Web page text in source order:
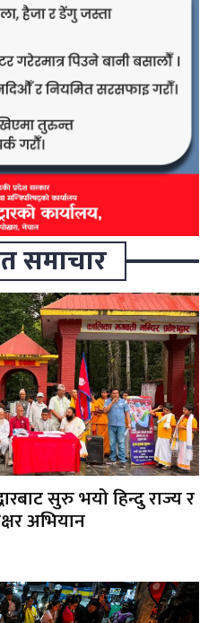
समाचार
सुरु भयो हिन्दु राज्य र
अभियान